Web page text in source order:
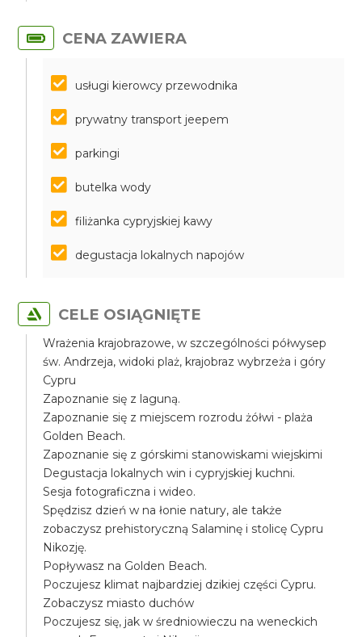
CENA ZAWIERA
usługi kierowcy przewodnika
prywatny transport jeepem
parkingi
butelka wody
filiżanka cypryjskiej kawy
degustacja lokalnych napojów
CELE OSIĄGNIĘTE
Wrażenia krajobrazowe, w szczególności półwysep
św. Andrzeja, widoki plaż, krajobraz wybrzeża i góry
Cypru
Zapoznanie się z laguną.
Zapoznanie się z miejscem rozrodu żółwi - plaża
Golden Beach.
Zapoznanie się z górskimi stanowiskami wiejskimi
Degustacja lokalnych win i cypryjskiej kuchni.
Sesja fotograficzna i wideo.
Spędzisz dzień w na łonie natury, ale także
zobaczysz prehistoryczną Salaminę i stolicę Cypru
Nikozję.
Popływasz na Golden Beach.
Poczujesz klimat najbardziej dzikiej części Cypru.
Zobaczysz miasto duchów
Poczujesz się, jak w średniowieczu na weneckich